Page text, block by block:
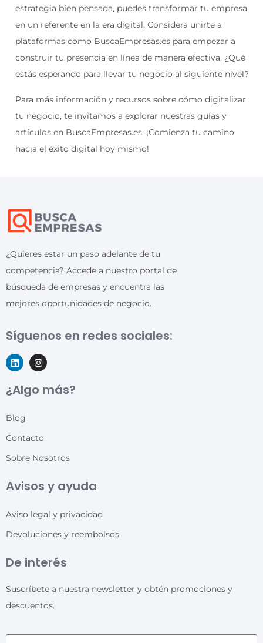
estrategia bien pensada, puedes transformar tu empresa
en un referente en la era digital. Considera unirte a
plataformas como BuscaEmpresas.es para empezar a
construir tu presencia en línea de manera efectiva. ¿Qué
estás esperando para llevar tu negocio al siguiente nivel?
Para más información y recursos sobre cómo digitalizar
tu negocio, te invitamos a explorar nuestras guías y
artículos en BuscaEmpresas.es. ¡Comienza tu camino
hacia el éxito digital hoy mismo!
¿Quieres estar un paso adelante de tu
competencia? Accede a nuestro portal de
búsqueda de empresas y encuentra las
mejores oportunidades de negocio.
Síguenos en redes sociales:
¿Algo más?
Blog
Contacto
Sobre Nosotros
Avisos y ayuda
Aviso legal y privacidad
Devoluciones y reembolsos
De interés
Suscríbete a nuestra newsletter y obtén promociones y
descuentos.